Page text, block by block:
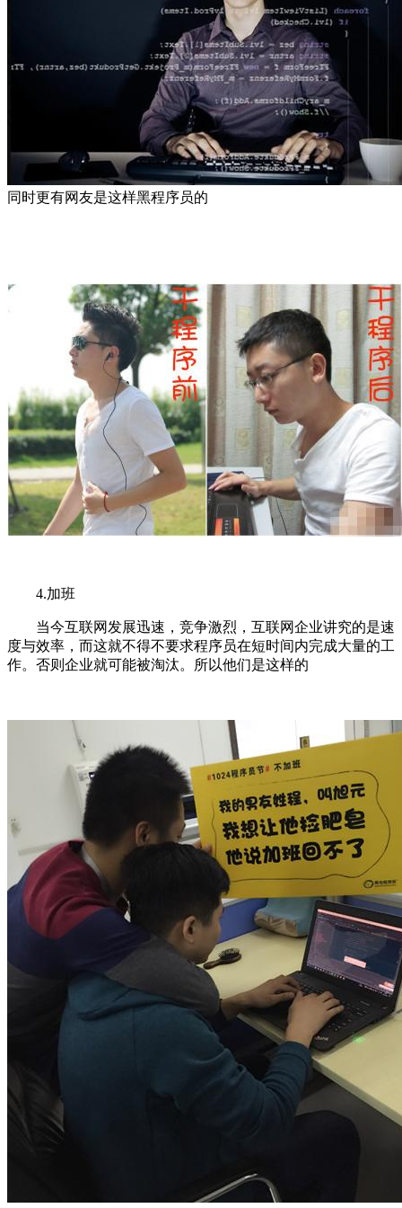
同时更有网友是这样黑程序员的
4.加班
当今互联网发展迅速，竞争激烈，互联网企业讲究的是速
度与效率，而这就不得不要求程序员在短时间内完成大量的工
作。否则企业就可能被淘汰。所以他们是这样的